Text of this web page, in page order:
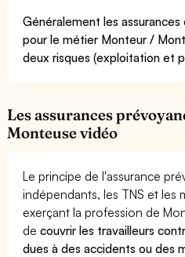
Généralement les
pour le métier Monteur /
deux risques (exploitation et
Les assurances
Monteuse vidéo
Le principe de l'assurance
indépendants, les TNS et les
exerçant la profession de
decouvrir les travailleurs
dues à des accidents ou des